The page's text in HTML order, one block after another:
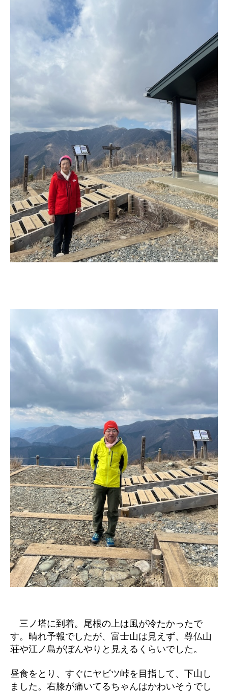
三ノ塔に到着。尾根の上は風が冷たかったで
す。晴れ予報でしたが、富士山は見えず、尊仏山
荘や江ノ島がぼんやりと見えるくらいでした。
昼食をとり、すぐにヤビツ峠を目指して、下山し
ました。右膝が痛いてるちゃんはかわいそうでし